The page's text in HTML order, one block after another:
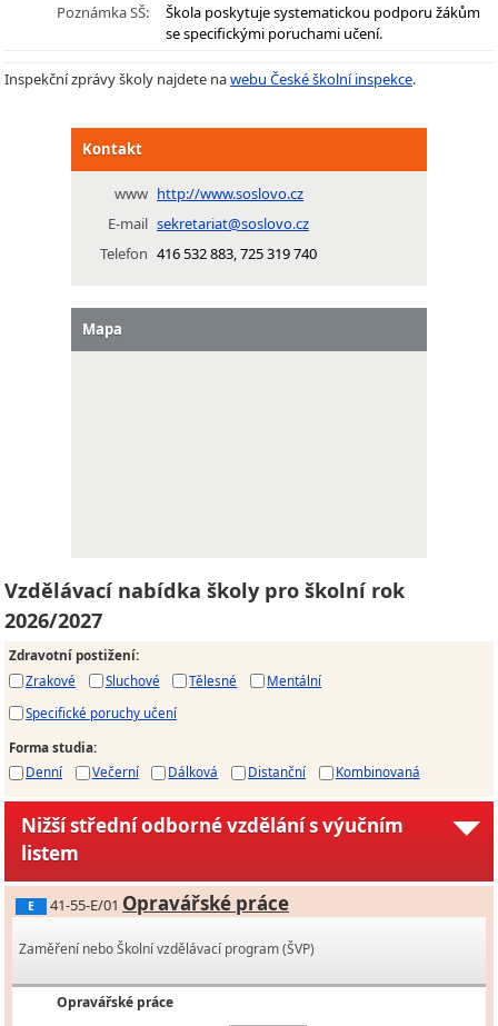
Poznámka SŠ:
Škola poskytuje systematickou podporu žákům
se specifickými poruchami učení.
Inspekční zprávy školy najdete nawebu České školní inspekce.
Kontakt
www http://www.soslovo.cz
E-mail sekretariat@soslovo.cz
Telefon 416 532 883, 725 319 740
Mapa
Vzdělávací nabídka školy pro školní rok
2026/2027
Zdravotní postižení:
Zrakové
Sluchové Tělesné
Mentální
Specifické poruchy učení
Forma studia:
Denní
Večerní Dálková Distanční Kombinovaná
Nižší střední odborné vzdělání s výučním
listem
E 41-55-E/01 Opravářské práce
Zaměření nebo Školní vzdělávací program (ŠVP)
Opravářské práce